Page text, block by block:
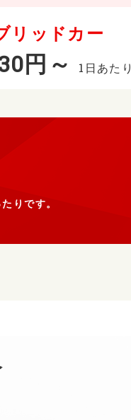
リッドカー
円～ 1日あたり
りです。